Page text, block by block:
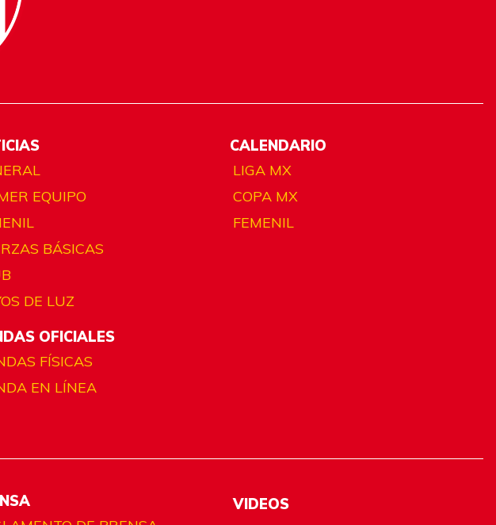
EQUIPO
BÁSICAS
DE LUZ
CALENDARIO
LIGA MX
COPA MX
FEMENIL
OFICIALES
FÍSICAS
EN LÍNEA
VIDEOS